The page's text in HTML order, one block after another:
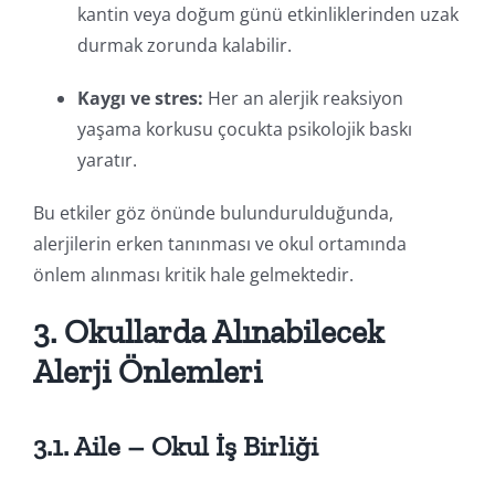
kantin veya doğum günü etkinliklerinden uzak
durmak zorunda kalabilir.
Kaygı ve stres: Her an alerjik reaksiyon
yaşama korkusu çocukta psikolojik baskı
yaratır.
Bu etkiler göz önünde bulundurulduğunda,
alerjilerin erken tanınması ve okul ortamında
önlem alınması kritik hale gelmektedir.
3. Okullarda Alınabilecek
Alerji Önlemleri
3.1. Aile – Okul İş Birliği